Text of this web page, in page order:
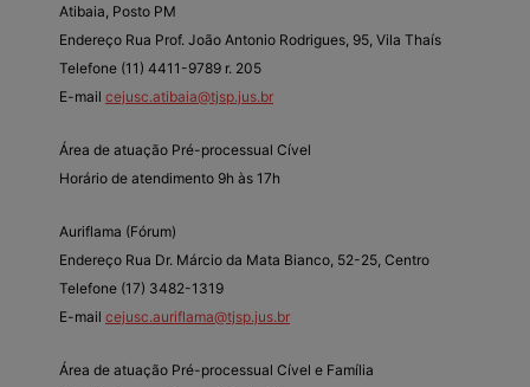
Atibaia, Posto PM
Endereço Rua Prof. João Antonio Rodrigues, 95, Vila Thaís
Telefone (11) 4411-9789 r. 205
E-mail cejusc.atibaia@tjsp.jus.br
Área de atuação Pré-processual Cível
Horário de atendimento 9h às 17h
Auriflama (Fórum)
Endereço Rua Dr. Márcio da Mata Bianco, 52-25, Centro
Telefone (17) 3482-1319
E-mail cejusc.auriflama@tjsp.jus.br
Área de atuação Pré-processual Cível e Família